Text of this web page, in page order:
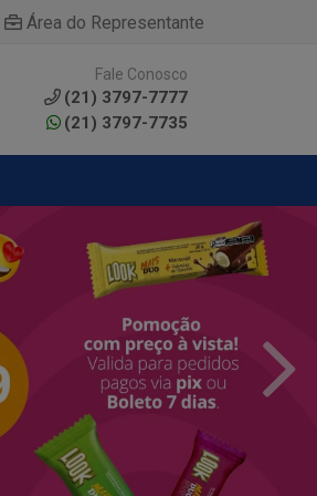
Área do Representante
Fale Conosco
(21) 3797-7777
(21) 3797-7735